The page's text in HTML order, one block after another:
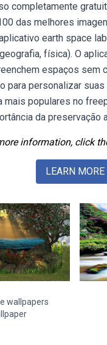
completamente
das melhores
earth space
física). O
espaços sem
para personalizar
populares no
da preservação
information, click
LEARN MORE
wallpapers